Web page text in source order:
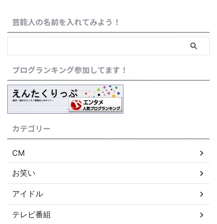
芸能人の名前を入れてみよう！
ブログランキング参加してます！
カテゴリー
CM
お笑い
アイドル
テレビ番組